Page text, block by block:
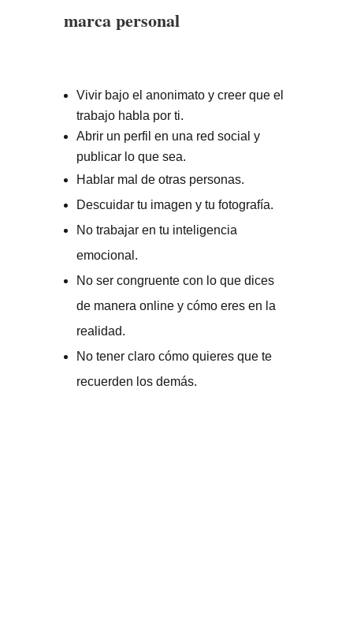
marca personal
Vivir bajo el anonimato y creer que el
trabajo habla por ti.
Abrir un perfil en una red social y
publicar lo que sea.
Hablar mal de otras personas.
Descuidar tu imagen y tu fotografía.
No trabajar en tu inteligencia
emocional.
No ser congruente con lo que dices
de manera online y cómo eres en la
realidad.
No tener claro cómo quieres que te
recuerden los demás.